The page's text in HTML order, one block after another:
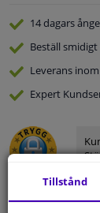
14 dagars
Beställ smidigt
Leverans
Expert
Tillstånd